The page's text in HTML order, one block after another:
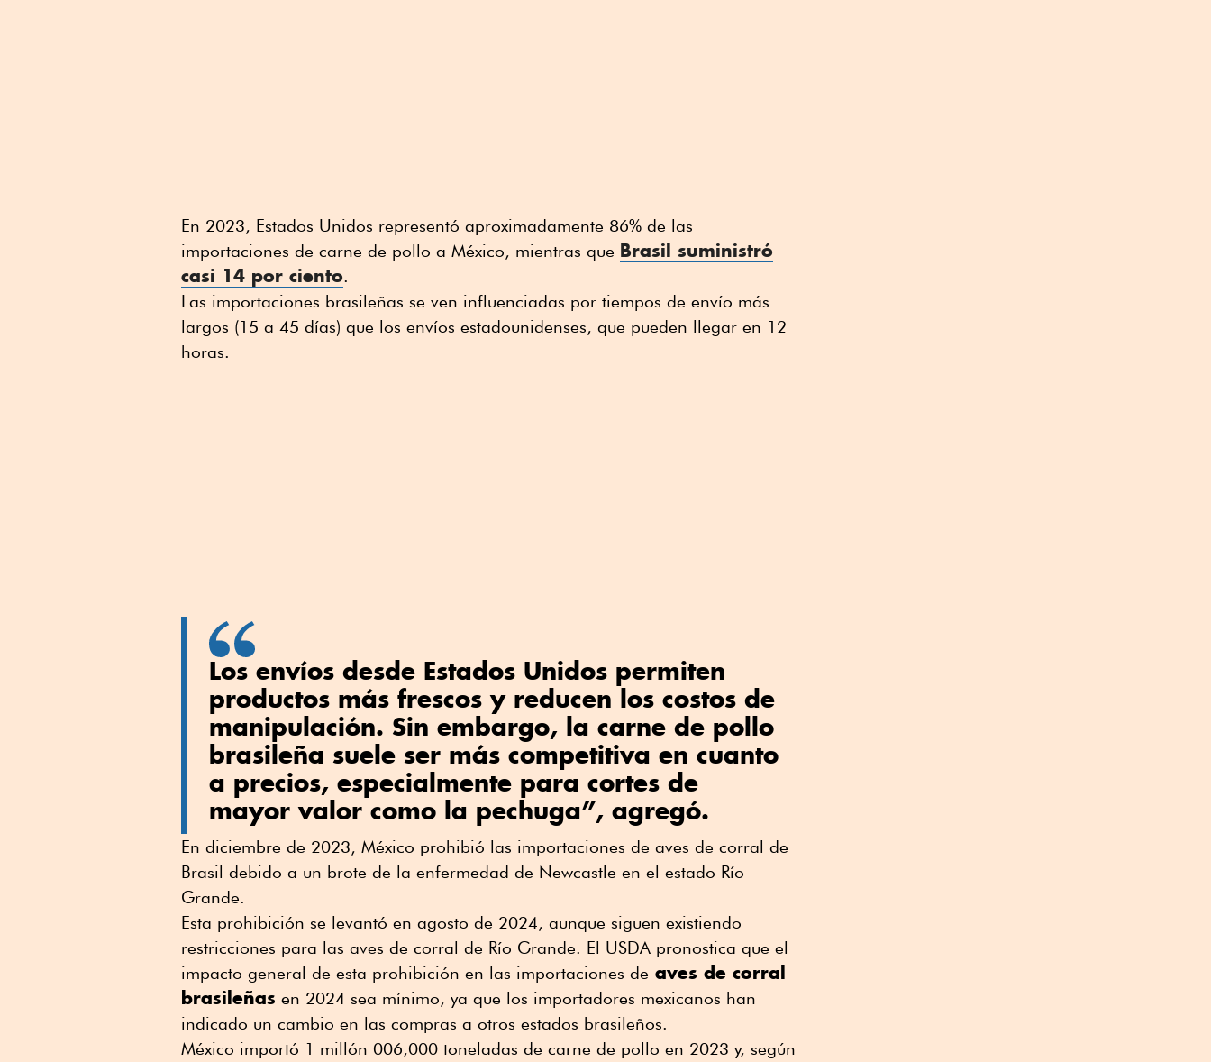
En 2023, Estados Unidos representó aproximadamente 86% de las
importaciones de carne de pollo a México, mientras que Brasil suministró
casi 14 por ciento.
Las importaciones brasileñas se ven influenciadas por tiempos de envío más
largos (15 a 45 días) que los envíos estadounidenses, que pueden llegar en 12
horas.
Los envíos desde Estados Unidos permiten
productos más frescos y reducen los costos de
manipulación. Sin embargo, la carne de pollo
brasileña suele ser más competitiva en cuanto
a precios, especialmente para cortes de
mayor valor como la pechuga”, agregó.
En diciembre de 2023, México prohibió las importaciones de aves de corral de
Brasil debido a un brote de la enfermedad de Newcastle en el estado Río
Grande.
Esta prohibición se levantó en agosto de 2024, aunque siguen existiendo
restricciones para las aves de corral de Río Grande. El USDA pronostica que el
impacto general de esta prohibición en las importaciones de aves de corral
brasileñas en 2024 sea mínimo, ya que los importadores mexicanos han
indicado un cambio en las compras a otros estados brasileños.
México importó 1 millón 006,000 toneladas de carne de pollo en 2023 y, según